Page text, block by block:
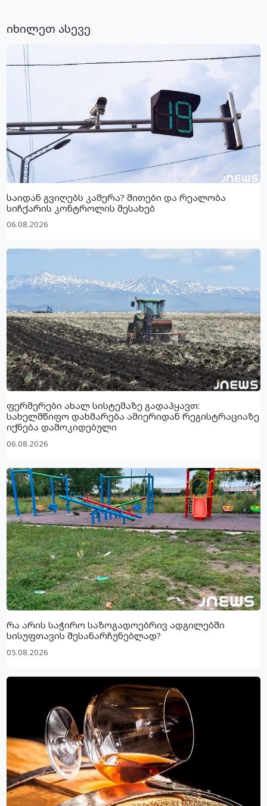
იხილეთ ასევე
საიდან გვიღებს კამერა? მითები და რეალობა
სიჩქარის კონტროლის შესახებ
06.08.2026
ფერმერები ახალ სისტემაზე გადაჰყავთ:
სახელმწიფო დახმარება ამიერიდან რეგისტრაციაზე
იქნება დამოკიდებული
06.08.2026
რა არის საჭირო საზოგადოებრივ ადგილებში
სისუფთავის შესანარჩუნებლად?
05.08.2026